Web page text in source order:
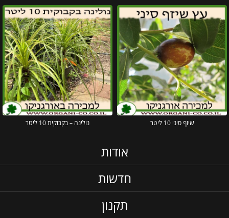
שיזף סיני 10 ליטר נולינה – בקבוקית 10 ליטר
אודות
חדשות
תקנון